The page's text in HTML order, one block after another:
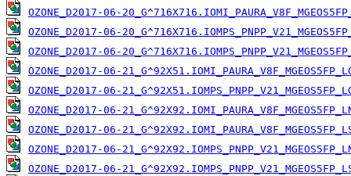
OZONE_D2017-06-
OZONE_D2017-06-
OZONE_D2017-06-
OZONE_D2017-06-
OZONE_D2017-06-
OZONE_D2017-06-
OZONE_D2017-06-
OZONE_D2017-06-
OZONE_D2017-06-